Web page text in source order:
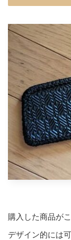
購入した商品がこ
デザイン的には